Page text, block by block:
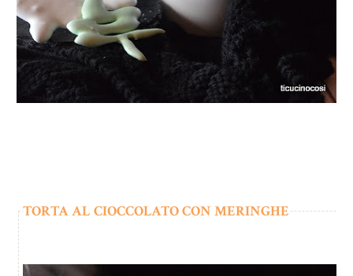
TORTA AL CIOCCOLATO CON MERINGHE